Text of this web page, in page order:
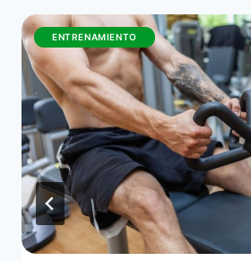
ENTRENAMIENTO